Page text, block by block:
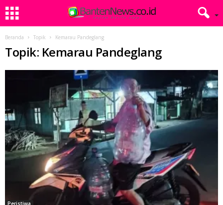
Beranda Topik Kemarau Pandeglang
Topik: Kemarau Pandeglang
Peristiwa